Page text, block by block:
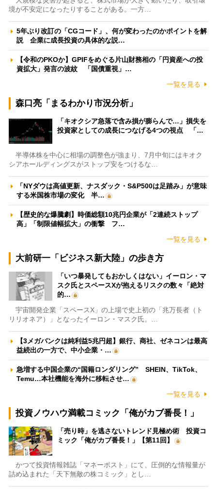
境が不安定になったりすることがある。一方…
5年ぶり改訂の「CGコード」、何が変わったのかポイントを解
説 企業に成長投資の具体的な説…
【令和のPKOか】GPIFをめぐる片山財務相の「円資産への投
資拡大」発言の波紋 「国債重視」…
一覧を見る
森口亮「まるわかり市況分析」
「キオクシア急落で含み損が膨らんで…」損失を
投資家としての成長につなげる4つの視点 「…
半導体株を中心に相場の調整色が強まり、7月中旬にはキオク
シアホールディングスがストップ安をつけるな…
「NYダウは高値更新、ナスダック・S&P500は足踏み」が意味
する米国株市場の変化 半…
【歴史的な爆騰劇】時価総額10兆円企業が「2連続ストップ
高」「制限値幅拡大」の衝撃 フ…
一覧を見る
大前研一「ビジネス新大陸」の歩き方
「いつ暴発してもおかしくはない」イーロン・マ
スク氏とスペースXが抱えるリスクの数々「絶対
的…
宇宙開発企業「スペースX」の上場で史上初の「兆万長者（ト
リリオネア）」となったイーロン・マスク氏。…
【3メガバンクは純利益5兆円超】銀行、商社、ゼネコンは最高
益続出の一方で、中小企業・…
急増する中国企業の“国籍ロンダリング” SHEIN、TikTok、
Temu…本社機能を海外に移転させ…
一覧を見る
投資ノウハウ満載コミック「俺がカブ番長！」
「売り時」を逃さないトレンド見極め術 投資コ
ミック「俺がカブ番長！」【第11回】
かつて投資情報雑誌「マネーポスト」にて、圧倒的な情報量が
詰め込まれた「天下無敵の株コミック」とし…